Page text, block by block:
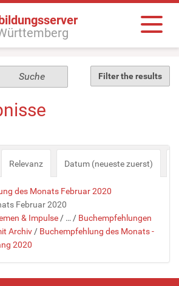
Filter the results
Relevanz Datum (neueste zuerst)
des Monats Februar 2020
Februar 2020
& Impulse / … / Buchempfehlungen
Archiv / Buchempfehlung des Monats -
2020